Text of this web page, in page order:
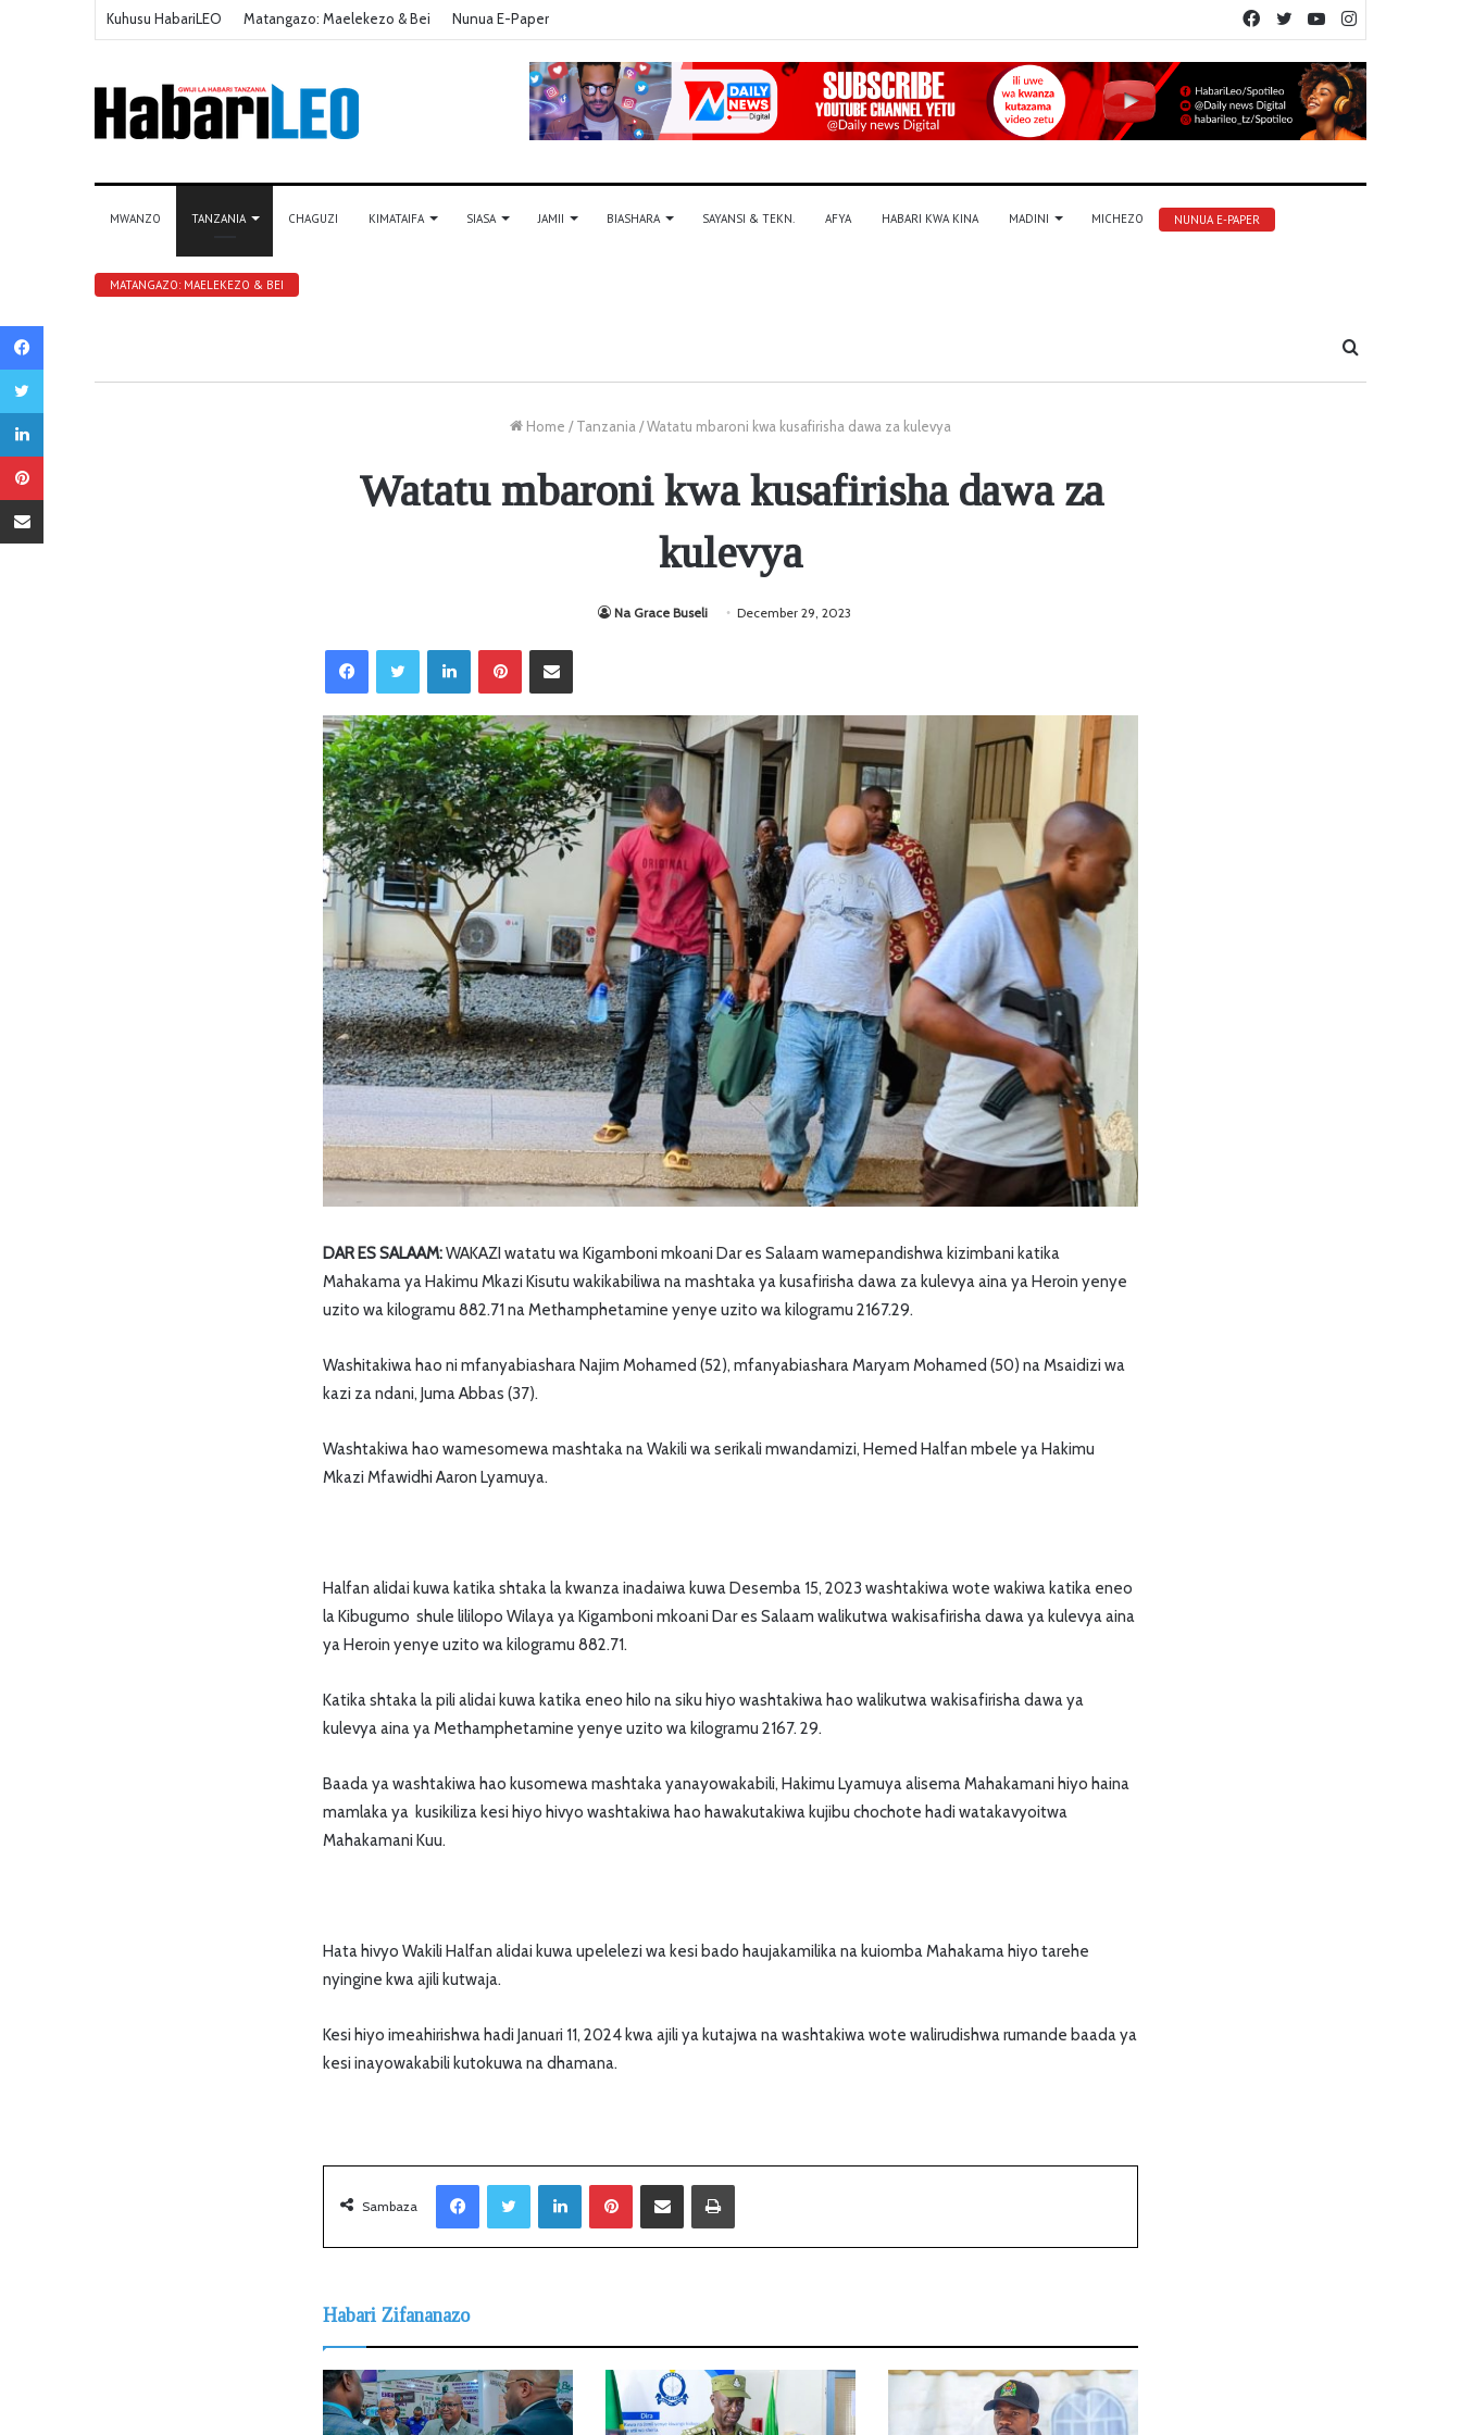
Kuhusu HabariLEO Matangazo: Maelekezo & Bei Nunua E-Paper YouTube
Twitter
Facebook
MWANZO TANZANIA CHAGUZI KIMATAIFA SIASA JAMII BIASHARA SAYANSI & TEKN. AFYA HABARI KWA KINA MADINI MICHEZO NUNUA E-PAPER
MATANGAZO: MAELEKEZO & BEI
Tafuta
Home / Tanzania /Watatu mbaroni kwa kusafirisha dawa za kulevya
Watatu mbaroni kwa kusafirisha dawa za
kulevya
Na Grace Buseli December 29, 2023
LinkedIn
DAR ES SALAAM:WAKAZI watatu wa Kigamboni mkoani Dar es Salaam wamepandishwa kizimbani katika
Mahakama ya Hakimu Mkazi Kisutu wakikabiliwa na mashtaka ya kusafirisha dawa za kulevya aina ya Heroin yenye
uzito wa kilogramu 882.71 na Methamphetamine yenye uzito wa kilogramu 2167.29.
Washitakiwa hao ni mfanyabiashara Najim Mohamed (52), mfanyabiashara Maryam Mohamed (50) na Msaidizi wa
kazi za ndani, Juma Abbas (37).
Washtakiwa hao wamesomewa mashtaka na Wakili wa serikali mwandamizi, Hemed Halfan mbele ya Hakimu
Mkazi Mfawidhi Aaron Lyamuya.
Halfan alidai kuwa katika shtaka la kwanza inadaiwa kuwa Desemba 15, 2023 washtakiwa wote wakiwa katika eneo
la Kibugumo shule lililopo Wilaya ya Kigamboni mkoani Dar es Salaam walikutwa wakisafirisha dawa ya kulevya aina
ya Heroin yenye uzito wa kilogramu 882.71.
Katika shtaka la pili alidai kuwa katika eneo hilo na siku hiyo washtakiwa hao walikutwa wakisafirisha dawa ya
kulevya aina ya Methamphetamine yenye uzito wa kilogramu 2167. 29.
Baada ya washtakiwa hao kusomewa mashtaka yanayowakabili, Hakimu Lyamuya alisema Mahakamani hiyo haina
mamlaka ya kusikiliza kesi hiyo hivyo washtakiwa hao hawakutakiwa kujibu chochote hadi watakavyoitwa
Mahakamani Kuu.
Hata hivyo Wakili Halfan alidai kuwa upelelezi wa kesi bado haujakamilika na kuiomba Mahakama hiyo tarehe
nyingine kwa ajili kutwaja.
Kesi hiyo imeahirishwa hadi Januari 11, 2024 kwa ajili ya kutajwa na washtakiwa wote walirudishwa rumande baada ya
kesi inayowakabili kutokuwa na dhamana.
Sambaza
LinkedIn Sambaza kupitia barua pepe
Habari Zifananazo